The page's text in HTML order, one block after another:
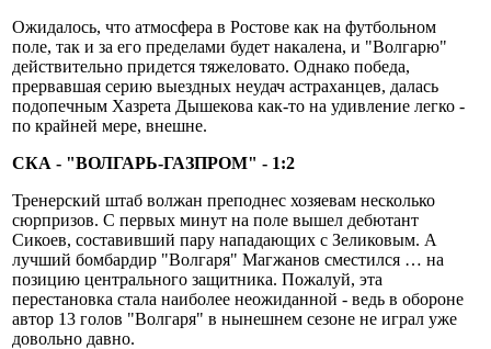
Ожидалось, что атмосфера в Ростове как на футбольном
поле, так и за его пределами будет накалена, и "Волгарю"
действительно придется тяжеловато. Однако победа,
прервавшая серию выездных неудач астраханцев, далась
подопечным Хазрета Дышекова как-то на удивление легко -
по крайней мере, внешне.
СКА - "ВОЛГАРЬ-ГАЗПРОМ" - 1:2
Тренерский штаб волжан преподнес хозяевам несколько
сюрпризов. С первых минут на поле вышел дебютант
Сикоев, составивший пару нападающих с Зеликовым. А
лучший бомбардир "Волгаря" Магжанов сместился … на
позицию центрального защитника. Пожалуй, эта
перестановка стала наиболее неожиданной - ведь в обороне
автор 13 голов "Волгаря" в нынешнем сезоне не играл уже
довольно давно.